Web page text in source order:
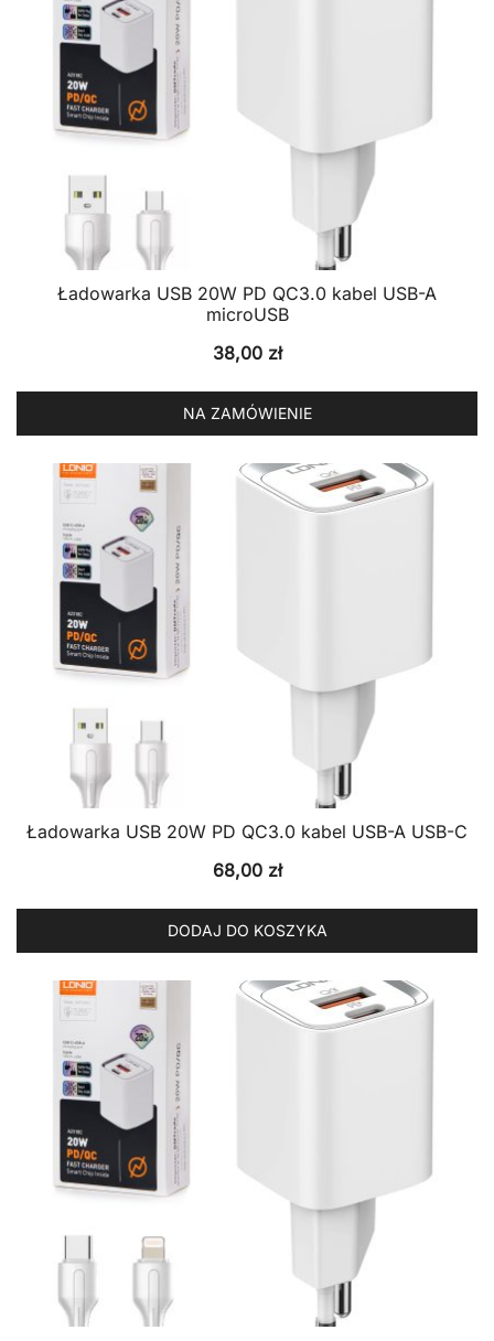
Ładowarka USB 20W PD QC3.0 kabel USB-A
microUSB
38,00 zł
NA ZAMÓWIENIE
Ładowarka USB 20W PD QC3.0 kabel USB-A USB-C
68,00 zł
DODAJ DO KOSZYKA